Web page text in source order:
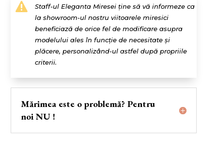

Staff-ul Eleganta Miresei ține să vă informeze ca
la showroom-ul nostru viitoarele miresici
beneficiază de orice fel de modificare asupra
modelului ales în funcție de necesitate și
plăcere, personalizând-ul astfel după propriile
criterii.
Mărimea este o problemă? Pentru
noi NU !